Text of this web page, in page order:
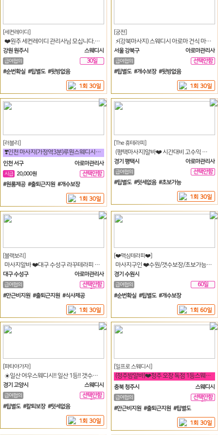
[세컨레이디]
❤️원주 세컨레이디 관리사님 모십니다.주간 야간 상주샘 모십니다!!!❤️
강원 원주시
스웨디시
급여협의
30일
#순번확실 #팁별도 #뒷방없음
1회 30일
[궁전]
⚡(강북마사지) 스웨디시 아로마 건식 마사지 구인 합니다⚡
서울 강북구
아로마관리사
급여협의
선택안함
일
#팁별도 #개수보장 #뒷방없음
1회 30일
[러블리]
❣️인천 마사지(가정역3분)루원스웨디시★고페이★당일지급★초보교육환영★❣️
인천 서구
아로마관리사
시급 20,000원
선택안함
일
#원룸제공 #출퇴근지원 #개수보장
1회 30일
[The 휴테라피]
(평택마사지)알바❤️ 시간대비 고수익 샵입니다❤️
경기 평택시
아로마관리사
급여협의
선택안함
일
#팁별도 #텃세없음 #초보가능
1회 30일
[블랙보리]
마사지알바 ❤️대구 수성구 라꾸테라피 신입&경력 마사지관리사구인❤️
대구 수성구
아로마관리사
급여협의
선택안함
일
#만근비지원 #출퇴근지원 #식사제공
1회 30일
[❤️맥심테라피❤️]
마사지구인 ❤️수원/갯수보장/초보가능/알바환영/동반환영/꿀알바❤️
경기 수원시
급여협의
60일
#순번확실 #팁별도 #개수보장
1회 60일
[파타야가자]
☀️일산 여우스웨디시!! 일산 1등!! 갯수폭발!! 안전보장!!☀️
경기 고양시
스웨디시
급여협의
선택안함
일
#팁별도 #칼퇴보장 #텃세없음
1회 30일
[일프로 스웨디시]
(청주밤알바)❤️청주 오창 독점 1등스웨디시 관리사모집❤️
충북 청주시
스웨디시
급여협의
선택안함
일
#만근비지원 #출퇴근지원 #팁별도
1회 30일